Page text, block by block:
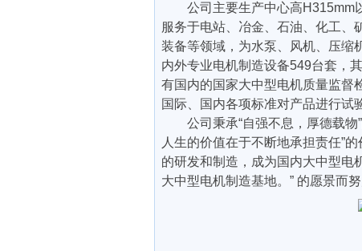
公司主要生产中心高H315mm
服务于电站、冶金、石油、化工、
装备等领域，为水泵、风机、压缩
内外专业电机制造设备549台套，
有国内的国家大中型电机质量监督
国际、国内各项标准对产品进行试
公司秉承“自强不息，厚德载物
人生的价值在于不断地承担责任”
的研发和制造，成为国内大中型电
大中型电机制造基地。” 的愿景而努